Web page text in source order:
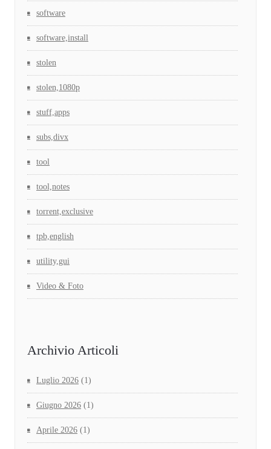
software
software,install
stolen
stolen,1080p
stuff,apps
subs,divx
tool
tool,notes
torrent,exclusive
tpb,english
utility,gui
Video & Foto
Archivio Articoli
Luglio 2026 (1)
Giugno 2026 (1)
Aprile 2026 (1)